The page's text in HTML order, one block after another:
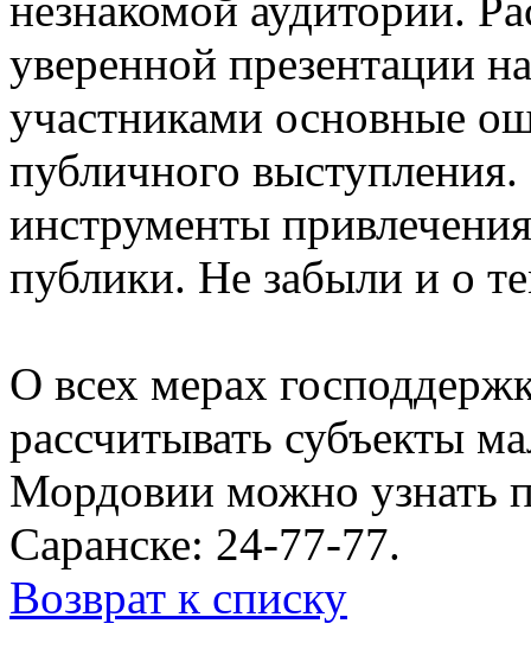
незнакомой аудитории.
уверенной презентации
участниками основные
публичного
инструменты
публики. Не забыли и о
О всех мерах
рассчитывать субъекты
Мордовии можно узнать
Саранске: 24-77-77.
Возврат к списку